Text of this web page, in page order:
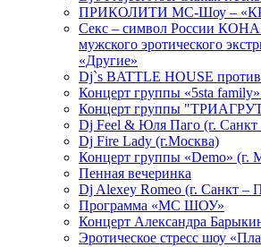
ПРИКОЛИТИ МС-Шоу –
Секс – символ России
мужского эротического
«Другие»
Dj`s BATTLE HOUSE
Концерт группы «5sta
Концерт группы
Dj Feel & Юля Паго (г. Санкт
Dj Fire Lady (г.Москва)
Концерт группы «Demo» (г.
Пенная вечеринка
Dj Alexey Romeo (г. Санкт –
Программа «МС ШОУ»
Концерт Александра
Эротическое стресс шоу